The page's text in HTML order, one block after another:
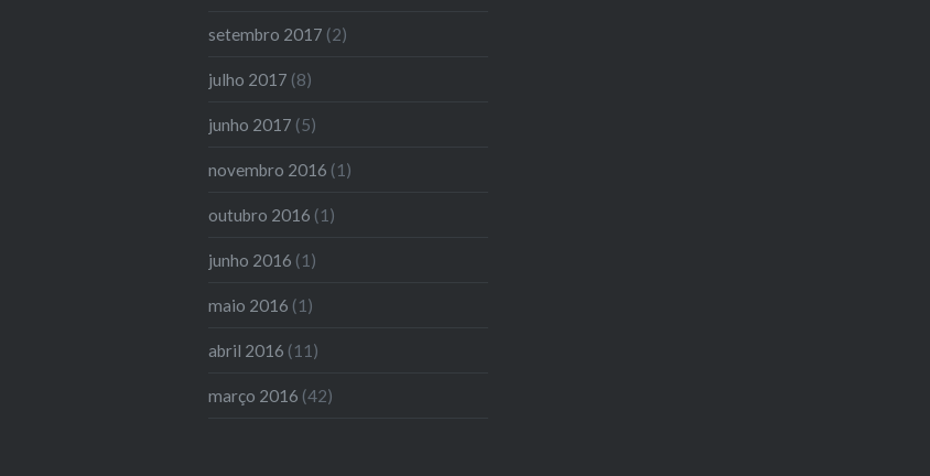
setembro 2017 (2)
julho 2017 (8)
junho 2017 (5)
novembro 2016 (1)
outubro 2016 (1)
junho 2016 (1)
maio 2016 (1)
abril 2016 (11)
março 2016 (42)